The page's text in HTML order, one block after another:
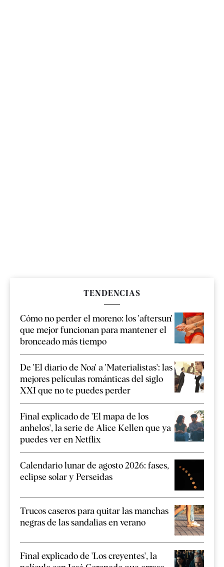
TENDENCIAS
Cómo no perder el moreno: los 'aftersun'
que mejor funcionan para mantener el
bronceado más tiempo
De 'El diario de Noa' a 'Materialistas': las
mejores películas románticas del siglo
XXI que no te puedes perder
Final explicado de 'El mapa de los
anhelos', la serie de Alice Kellen que ya
puedes ver en Netflix
Calendario lunar de agosto 2026: fases,
eclipse solar y Perseidas
Trucos caseros para quitar las manchas
negras de las sandalias en verano
Final explicado de 'Los creyentes', la